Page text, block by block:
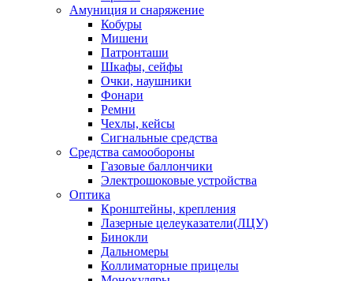
Амуниция и снаряжение
Кобуры
Мишени
Патронташи
Шкафы, сейфы
Очки, наушники
Фонари
Ремни
Чехлы, кейсы
Сигнальные средства
Средства самообороны
Газовые баллончики
Электрошоковые устройства
Оптика
Кронштейны, крепления
Лазерные целеуказатели(ЛЦУ)
Бинокли
Дальномеры
Коллиматорные прицелы